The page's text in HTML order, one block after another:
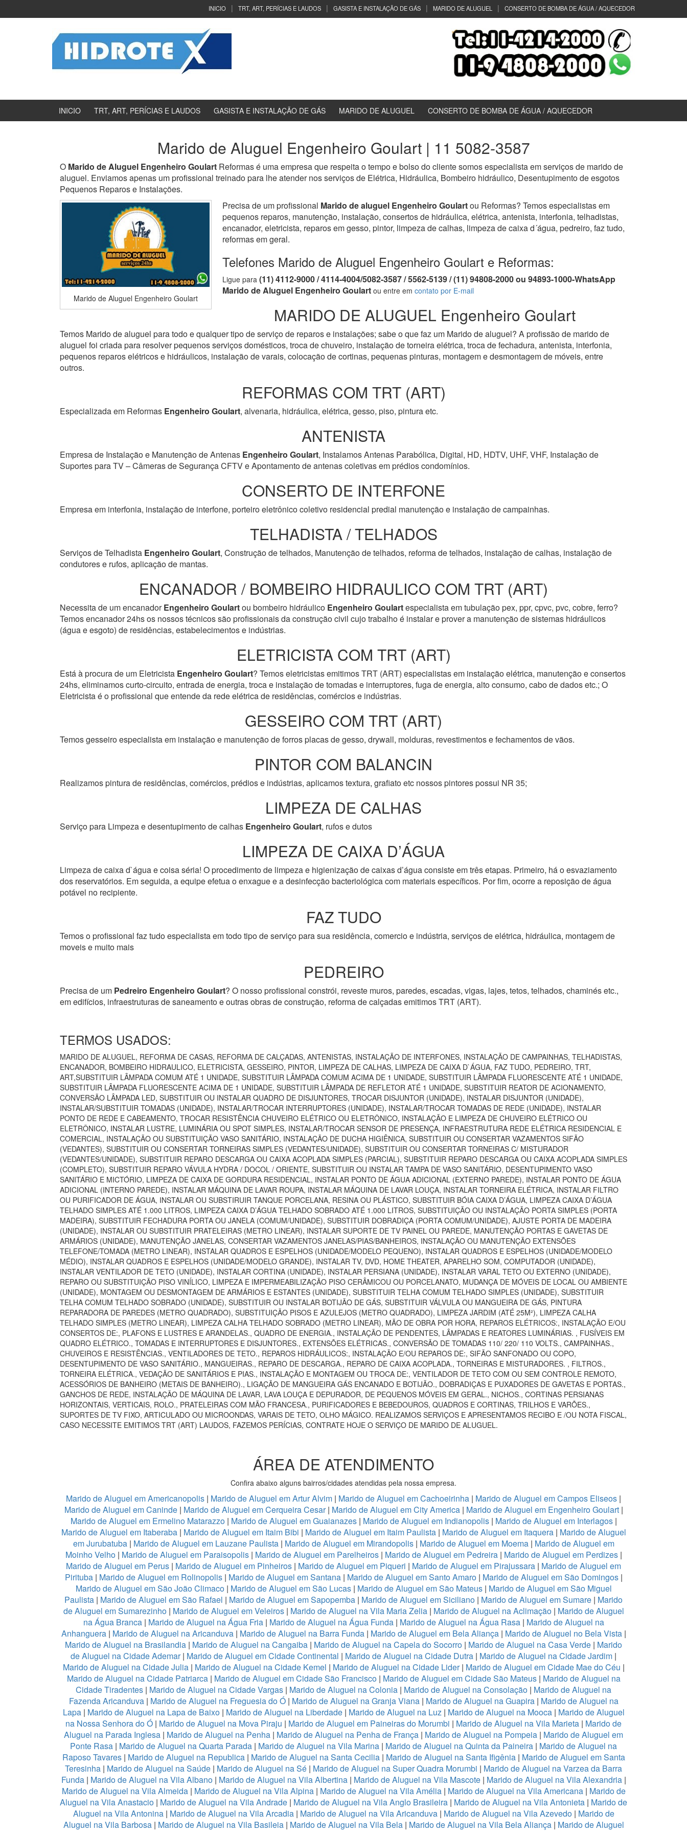
INICIO TRT, ART, PERÍCIAS E LAUDOS GASISTA E INSTALAÇÃO DE GÁS MARIDO DE ALUGUEL CONSERTO DE BOMBA DE ÁGUA / AQUECEDOR
INICIO TRT, ART, PERÍCIAS E LAUDOS GASISTA E INSTALAÇÃO DE GÁS MARIDO DE ALUGUEL CONSERTO DE BOMBA DE ÁGUA / AQUECEDOR
Marido de Aluguel Engenheiro Goulart | 11 5082-3587
O Marido de Aluguel Engenheiro Goulart Reformas é uma empresa que respeita o tempo e bolso do cliente somos especialista em serviços de marido de
aluguel. Enviamos apenas um profissional treinado para lhe atender nos serviços de Elétrica, Hidráulica, Bombeiro hidráulico, Desentupimento de esgotos
Pequenos Reparos e Instalações.
Marido de Aluguel Engenheiro Goulart
Precisa de um profissional Marido de aluguel Engenheiro Goulartou Reformas? Temos especialistas em
pequenos reparos, manutenção, instalação, consertos de hidráulica, elétrica, antenista, interfonia, telhadistas,
encanador, eletricista, reparos em gesso, pintor, limpeza de calhas, limpeza de caixa d´água, pedreiro, faz tudo,
reformas em geral.
Telefones Marido de Aluguel Engenheiro Goulart e Reformas:
Ligue para (11) 4112-9000 / 4114-4004/5082-3587 / 5562-5139 / (11) 94808-2000 ou 94893-1000-WhatsApp
Marido de Aluguel Engenheiro Goulart ou entre em contato por E-mail
MARIDO DE ALUGUEL Engenheiro Goulart
Temos Marido de aluguel para todo e qualquer tipo de serviço de reparos e instalações; sabe o que faz um Marido de aluguel? A profissão de marido de
aluguel foi criada para resolver pequenos serviços domésticos, troca de chuveiro, instalação de torneira elétrica, troca de fechadura, antenista, interfonia,
pequenos reparos elétricos e hidráulicos, instalação de varais, colocação de cortinas, pequenas pinturas, montagem e desmontagem de móveis, entre
outros.
REFORMAS COM TRT (ART)
Especializada em Reformas Engenheiro Goulart, alvenaria, hidráulica, elétrica, gesso, piso, pintura etc.
ANTENISTA
Empresa de Instalação e Manutenção de Antenas Engenheiro Goulart, Instalamos Antenas Parabólica, Digital, HD, HDTV, UHF, VHF, Instalação de
Suportes para TV – Câmeras de Segurança CFTV e Apontamento de antenas coletivas em prédios condomínios.
CONSERTO DE INTERFONE
Empresa em interfonia, instalação de interfone, porteiro eletrônico coletivo residencial predial manutenção e instalação de campainhas.
TELHADISTA / TELHADOS
Serviços de Telhadista Engenheiro Goulart, Construção de telhados, Manutenção de telhados, reforma de telhados, instalação de calhas, instalação de
condutores e rufos, aplicação de mantas.
ENCANADOR / BOMBEIRO HIDRAULICO COM TRT (ART)
Necessita de um encanadorEngenheiro Goulartou bombeiro hidráulico Engenheiro Goulartespecialista em tubulação pex, ppr, cpvc, pvc, cobre, ferro?
Temos encanador 24hs os nossos técnicos são profissionais da construção civil cujo trabalho é instalar e prover a manutenção de sistemas hidráulicos
(água e esgoto) de residências, estabelecimentos e indústrias.
ELETRICISTA COM TRT (ART)
Está à procura de um Eletricista Engenheiro Goulart? Temos eletricistas emitimos TRT (ART) especialistas em instalação elétrica, manutenção e consertos
24hs, eliminamos curto-circuito, entrada de energia, troca e instalação de tomadas e interruptores, fuga de energia, alto consumo, cabo de dados etc.; O
Eletricista é o profissional que entende da rede elétrica de residências, comércios e indústrias.
GESSEIRO COM TRT (ART)
Temos gesseiro especialista em instalação e manutenção de forros placas de gesso, drywall, molduras, revestimentos e fechamentos de vãos.
PINTOR COM BALANCIN
Realizamos pintura de residências, comércios, prédios e indústrias, aplicamos textura, grafiato etc nossos pintores possui NR 35;
LIMPEZA DE CALHAS
Serviço para Limpeza e desentupimento de calhas Engenheiro Goulart, rufos e dutos
LIMPEZA DE CAIXA D’ÁGUA
Limpeza de caixa d`água e coisa séria! O procedimento de limpeza e higienização de caixas d’água consiste em três etapas. Primeiro, há o esvaziamento
dos reservatórios. Em seguida, a equipe efetua o enxague e a desinfecção bacteriológica com materiais específicos. Por fim, ocorre a reposição de água
potável no recipiente.
FAZ TUDO
Temos o profissional faz tudo especialista em todo tipo de serviço para sua residência, comercio e indústria, serviços de elétrica, hidráulica, montagem de
moveis e muito mais
PEDREIRO
Precisa de um Pedreiro Engenheiro Goulart? O nosso profissional constrói, reveste muros, paredes, escadas, vigas, lajes, tetos, telhados, chaminés etc.,
em edifícios, infraestruturas de saneamento e outras obras de construção, reforma de calçadas emitimos TRT (ART).
TERMOS USADOS:
MARIDO DE ALUGUEL, REFORMA DE CASAS, REFORMA DE CALÇADAS, ANTENISTAS, INSTALAÇÃO DE INTERFONES, INSTALAÇÃO DE CAMPAINHAS, TELHADISTAS,
ENCANADOR, BOMBEIRO HIDRAULICO, ELETRICISTA, GESSEIRO, PINTOR, LIMPEZA DE CALHAS, LIMPEZA DE CAIXA D`ÁGUA, FAZ TUDO, PEDREIRO, TRT,
ART,SUBSTITUIR LÂMPADA COMUM ATÉ 1 UNIDADE, SUBSTITUIR LÂMPADA COMUM ACIMA DE 1 UNIDADE, SUBSTITUIR LÂMPADA FLUORESCENTE ATÉ 1 UNIDADE,
SUBSTITUIR LÂMPADA FLUORESCENTE ACIMA DE 1 UNIDADE, SUBSTITUIR LÂMPADA DE REFLETOR ATÉ 1 UNIDADE, SUBSTITUIR REATOR DE ACIONAMENTO,
CONVERSÃO LÂMPADA LED, SUBSTITUIR OU INSTALAR QUADRO DE DISJUNTORES, TROCAR DISJUNTOR (UNIDADE), INSTALAR DISJUNTOR (UNIDADE),
INSTALAR/SUBSTITUIR TOMADAS (UNIDADE), INSTALAR/TROCAR INTERRUPTORES (UNIDADE), INSTALAR/TROCAR TOMADAS DE REDE (UNIDADE), INSTALAR
PONTO DE REDE E CABEAMENTO, TROCAR RESISTÊNCIA CHUVEIRO ELÉTRICO OU ELETRÔNICO, INSTALAÇÃO E LIMPEZA DE CHUVEIRO ELÉTRICO OU
ELETRÔNICO, INSTALAR LUSTRE, LUMINÁRIA OU SPOT SIMPLES, INSTALAR/TROCAR SENSOR DE PRESENÇA, INFRAESTRUTURA REDE ELÉTRICA RESIDENCIAL E
COMERCIAL, INSTALAÇÃO OU SUBSTITUIÇÃO VASO SANITÁRIO, INSTALAÇÃO DE DUCHA HIGIÊNICA, SUBSTITUIR OU CONSERTAR VAZAMENTOS SIFÃO
(VEDANTES), SUBSTITUIR OU CONSERTAR TORNEIRAS SIMPLES (VEDANTES/UNIDADE), SUBSTITUIR OU CONSERTAR TORNEIRAS C/ MISTURADOR
(VEDANTES/UNIDADE), SUBSTITUIR REPARO DESCARGA OU CAIXA ACOPLADA SIMPLES (PARCIAL), SUBSTITUIR REPARO DESCARGA OU CAIXA ACOPLADA SIMPLES
(COMPLETO), SUBSTITUIR REPARO VÁVULA HYDRA / DOCOL / ORIENTE, SUBSTITUIR OU INSTALAR TAMPA DE VASO SANITÁRIO, DESENTUPIMENTO VASO
SANITÁRIO E MICTÓRIO, LIMPEZA DE CAIXA DE GORDURA RESIDENCIAL, INSTALAR PONTO DE ÁGUA ADICIONAL (EXTERNO PAREDE), INSTALAR PONTO DE ÁGUA
ADICIONAL (INTERNO PAREDE), INSTALAR MÁQUINA DE LAVAR ROUPA, INSTALAR MÁQUINA DE LAVAR LOUÇA, INSTALAR TORNEIRA ELÉTRICA, INSTALAR FILTRO
OU PURIFICADOR DE ÁGUA, INSTALAR OU SUBSTIRUIR TANQUE PORCELANA, RESINA OU PLÁSTICO, SUBSTITUIR BÓIA CAIXA D’ÁGUA, LIMPEZA CAIXA D’ÁGUA
TELHADO SIMPLES ATÉ 1.000 LITROS, LIMPEZA CAIXA D’ÁGUA TELHADO SOBRADO ATÉ 1.000 LITROS, SUBSTITUIÇÃO OU INSTALAÇÃO PORTA SIMPLES (PORTA
MADEIRA), SUBSTITUIR FECHADURA PORTA OU JANELA (COMUM/UNIDADE), SUBSTITUIR DOBRADIÇA (PORTA COMUM/UNIDADE), AJUSTE PORTA DE MADEIRA
(UNIDADE), INSTALAR OU SUBSTITUIR PRATELEIRAS (METRO LINEAR), INSTALAR SUPORTE DE TV PAINEL OU PAREDE, MANUTENÇÃO PORTAS E GAVETAS DE
ARMÁRIOS (UNIDADE), MANUTENÇÃO JANELAS, CONSERTAR VAZAMENTOS JANELAS/PIAS/BANHEIROS, INSTALAÇÃO OU MANUTENÇÃO EXTENSÕES
TELEFONE/TOMADA (METRO LINEAR), INSTALAR QUADROS E ESPELHOS (UNIDADE/MODELO PEQUENO), INSTALAR QUADROS E ESPELHOS (UNIDADE/MODELO
MÉDIO), INSTALAR QUADROS E ESPELHOS (UNIDADE/MODELO GRANDE), INSTALAR TV, DVD, HOME THEATER, APARELHO SOM, COMPUTADOR (UNIDADE),
INSTALAR VENTILADOR DE TETO (UNIDADE), INSTALAR CORTINA (UNIDADE), INSTALAR PERSIANA (UNIDADE), INSTALAR VARAL TETO OU EXTERNO (UNIDADE),
REPARO OU SUBSTITUIÇÃO PISO VINÍLICO, LIMPEZA E IMPERMEABILIZAÇÃO PISO CERÂMICOU OU PORCELANATO, MUDANÇA DE MÓVEIS DE LOCAL OU AMBIENTE
(UNIDADE), MONTAGEM OU DESMONTAGEM DE ARMÁRIOS E ESTANTES (UNIDADE), SUBSTITUIR TELHA COMUM TELHADO SIMPLES (UNIDADE), SUBSTITUIR
TELHA COMUM TELHADO SOBRADO (UNIDADE), SUBSTITUIR OU INSTALAR BOTIJÃO DE GÁS, SUBSTITUIR VÁLVULA OU MANGUEIRA DE GÁS, PINTURA
REPARADORA DE PAREDES (METRO QUADRADO), SUBSTITUIÇÃO PISOS E AZULEJOS (METRO QUADRADO), LIMPEZA JARDIM (ATÉ 25M²), LIMPEZA CALHA
TELHADO SIMPLES (METRO LINEAR), LIMPEZA CALHA TELHADO SOBRADO (METRO LINEAR), MÃO DE OBRA POR HORA, REPAROS ELÉTRICOS:, INSTALAÇÃO E/OU
CONSERTOS DE:, PLAFONS E LUSTRES E ARANDELAS., QUADRO DE ENERGIA., INSTALAÇÃO DE PENDENTES, LÂMPADAS E REATORES LUMINÁRIAS. , FUSÍVEIS EM
QUADRO ELÉTRICO., TOMADAS E INTERRUPTORES E DISJUNTORES., EXTENSÕES ELÉTRICAS., CONVERSÃO DE TOMADAS 110/ 220/ 110 VOLTS., CAMPAINHAS.,
CHUVEIROS E RESISTÊNCIAS., VENTILADORES DE TETO., REPAROS HIDRÁULICOS:, INSTALAÇÃO E/OU REPAROS DE:, SIFÃO SANFONADO OU COPO,
DESENTUPIMENTO DE VASO SANITÁRIO., MANGUEIRAS., REPARO DE DESCARGA., REPARO DE CAIXA ACOPLADA., TORNEIRAS E MISTURADORES. , FILTROS.,
TORNEIRA ELÉTRICA., VEDAÇÃO DE SANITÁRIOS E PIAS., INSTALAÇÃO E MONTAGEM OU TROCA DE:, VENTILADOR DE TETO COM OU SEM CONTROLE REMOTO,
ACESSÓRIOS DE BANHEIRO (METAIS DE BANHEIRO)., LIGAÇÃO DE MANGUEIRA GÁS ENCANADO E BOTIJÃO., DOBRADIÇAS E PUXADORES DE GAVETAS E PORTAS.,
GANCHOS DE REDE, INSTALAÇÃO DE MÁQUINA DE LAVAR, LAVA LOUÇA E DEPURADOR, DE PEQUENOS MÓVEIS EM GERAL., NICHOS., CORTINAS PERSIANAS
HORIZONTAIS, VERTICAIS, ROLO., PRATELEIRAS COM MÃO FRANCESA., PURIFICADORES E BEBEDOUROS, QUADROS E CORTINAS, TRILHOS E VARÕES.,
SUPORTES DE TV FIXO, ARTICULADO OU MICROONDAS, VARAIS DE TETO, OLHO MÁGICO. REALIZAMOS SERVIÇOS E APRESENTAMOS RECIBO E /OU NOTA FISCAL,
CASO NECESSITE EMITIMOS TRT (ART) LAUDOS, FAZEMOS PERÍCIAS, CONTRATE HOJE O SERVIÇO DE MARIDO DE ALUGUEL.
ÁREA DE ATENDIMENTO
Confira abaixo alguns bairros/cidades atendidas pela nossa empresa.
Marido de Aluguel em Americanopolis | Marido de Aluguel em Artur Alvim | Marido de Aluguel em Cachoeirinha | Marido de Aluguel em Campos Eliseos |
Marido de Aluguel em Caninde| Marido de Aluguel em Cerqueira Cesar| Marido de Aluguel em City America | Marido de Aluguel em Engenheiro Goulart |
Marido de Aluguel em Ermelino Matarazzo | Marido de Aluguel em Guaianazes| Marido de Aluguel em Indianopolis| Marido de Aluguel em Interlagos|
Marido de Aluguel em Itaberaba| Marido de Aluguel em Itaim Bibi | Marido de Aluguel em Itaim Paulista | Marido de Aluguel em Itaquera| Marido de Aluguel
em Jurubatuba| Marido de Aluguel em Lauzane Paulista | Marido de Aluguel em Mirandopolis| Marido de Aluguel em Moema| Marido de Aluguel em
Moinho Velho | Marido de Aluguel em Paraisopolis| Marido de Aluguel em Parelheiros| Marido de Aluguel em Pedreira| Marido de Aluguel em Perdizes|
Marido de Aluguel em Perus | Marido de Aluguel em Pinheiros | Marido de Aluguel em Piqueri | Marido de Aluguel em Pirajussara | Marido de Aluguel em
Pirituba| Marido de Aluguel em Rolinopolis| Marido de Aluguel em Santana| Marido de Aluguel em Santo Amaro| Marido de Aluguel em São Domingos|
Marido de Aluguel em São João Climaco| Marido de Aluguel em São Lucas| Marido de Aluguel em São Mateus | Marido de Aluguel em São Miguel
Paulista | Marido de Aluguel em São Rafael | Marido de Aluguel em Sapopemba | Marido de Aluguel em Siciliano | Marido de Aluguel em Sumare | Marido
de Aluguel em Sumarezinho| Marido de Aluguel em Veleiros| Marido de Aluguel na Vila Maria Zelia| Marido de Aluguel na Aclimação| Marido de Aluguel
na Água Branca| Marido de Aluguel na Água Fria| Marido de Aluguel na Água Funda| Marido de Aluguel na Água Rasa | Marido de Aluguel na
Anhanguera| Marido de Aluguel na Aricanduva| Marido de Aluguel na Barra Funda | Marido de Aluguel em Bela Aliança | Marido de Aluguel no Bela Vista|
Marido de Aluguel na Brasilandia | Marido de Aluguel na Cangaiba | Marido de Aluguel na Capela do Socorro | Marido de Aluguel na Casa Verde | Marido
de Aluguel na Cidade Ademar| Marido de Aluguel em Cidade Continental | Marido de Aluguel na Cidade Dutra | Marido de Aluguel na Cidade Jardim |
Marido de Aluguel na Cidade Julia | Marido de Aluguel na Cidade Kemel | Marido de Aluguel na Cidade Lider| Marido de Aluguel em Cidade Mae do Céu |
Marido de Aluguel na Cidade Patriarca| Marido de Aluguel em Cidade São Francisco | Marido de Aluguel em Cidade São Mateus| Marido de Aluguel na
Cidade Tiradentes | Marido de Aluguel na Cidade Vargas | Marido de Aluguel na Colonia | Marido de Aluguel na Consolação | Marido de Aluguel na
Fazenda Aricanduva| Marido de Aluguel na Freguesia do Ó| Marido de Aluguel na Granja Viana| Marido de Aluguel na Guapira| Marido de Aluguel na
Lapa| Marido de Aluguel na Lapa de Baixo | Marido de Aluguel na Liberdade | Marido de Aluguel na Luz| Marido de Aluguel na Mooca| Marido de Aluguel
na Nossa Senhora do Ó | Marido de Aluguel na Mova Piraju | Marido de Aluguel em Paineiras do Morumbi | Marido de Aluguel na Vila Marieta | Marido de
Aluguel na Parada Inglesa | Marido de Aluguel na Penha | Marido de Aluguel na Penha de França | Marido de Aluguel na Pompeia | Marido de Aluguel em
Ponte Rasa | Marido de Aluguel na Quarta Parada | Marido de Aluguel na Vila Marina | Marido de Aluguel na Quinta da Paineira | Marido de Aluguel na
Raposo Tavares| Marido de Aluguel na Republica| Marido de Aluguel na Santa Cecilia| Marido de Aluguel na Santa Ifigênia | Marido de Aluguel em Santa
Teresinha | Marido de Aluguel na Saúde | Marido de Aluguel na Sé | Marido de Aluguel na Super Quadra Morumbi | Marido de Aluguel na Varzea da Barra
Funda| Marido de Aluguel na Vila Albano| Marido de Aluguel na Vila Albertina| Marido de Aluguel na Vila Mascote| Marido de Aluguel na Vila Alexandria|
Marido de Aluguel na Vila Almeida | Marido de Aluguel na Vila Alpina | Marido de Aluguel na Vila Amélia | Marido de Aluguel na Vila Americana| Marido de
Aluguel na Vila Anastacio | Marido de Aluguel na Vila Andrade | Marido de Aluguel na Vila Anglo Brasileira | Marido de Aluguel na Vila Antonieta | Marido de
Aluguel na Vila Antonina| Marido de Aluguel na Vila Arcadia | Marido de Aluguel na Vila Aricanduva| Marido de Aluguel na Vila Azevedo| Marido de
Aluguel na Vila Barbosa| Marido de Aluguel na Vila Basileia| Marido de Aluguel na Vila Bela| Marido de Aluguel na Vila Bela Aliança| Marido de Aluguel